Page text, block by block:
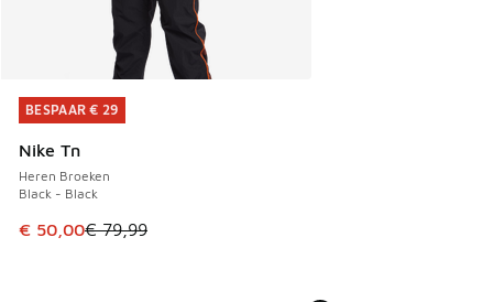
BESPAAR € 29
Nike Tn
Heren Broeken
Black - Black
Dit artikel is in de uitverkoop. Dit artikel is in de
€ 50,00€ 79,99
BESPAAR € 29